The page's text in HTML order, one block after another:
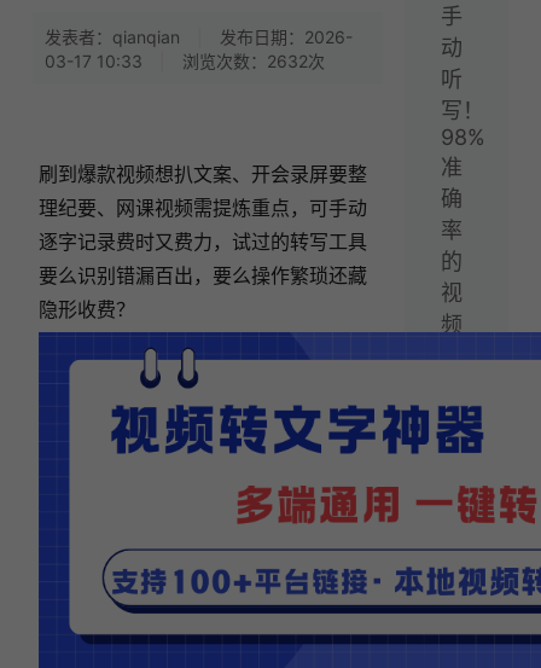
发表者：qianqian
发布日期：2026-
03-17 10:33
浏览次数：2632次
刷到爆款视频想扒文案、开会录屏要整
理纪要、网课视频需提炼重点，可手动
逐字记录费时又费力，试过的转写工具
要么识别错漏百出，要么操作繁琐还藏
隐形收费？
手
动
听
写！
98%
准
确
率
的
视
频
转
字
神
器，
简
单
又
好
用！